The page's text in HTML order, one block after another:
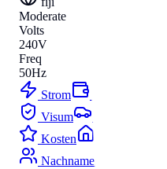
Moderate
Volts
240V
Freq
50Hz
Strom
Visum
Kosten
Nachnamen